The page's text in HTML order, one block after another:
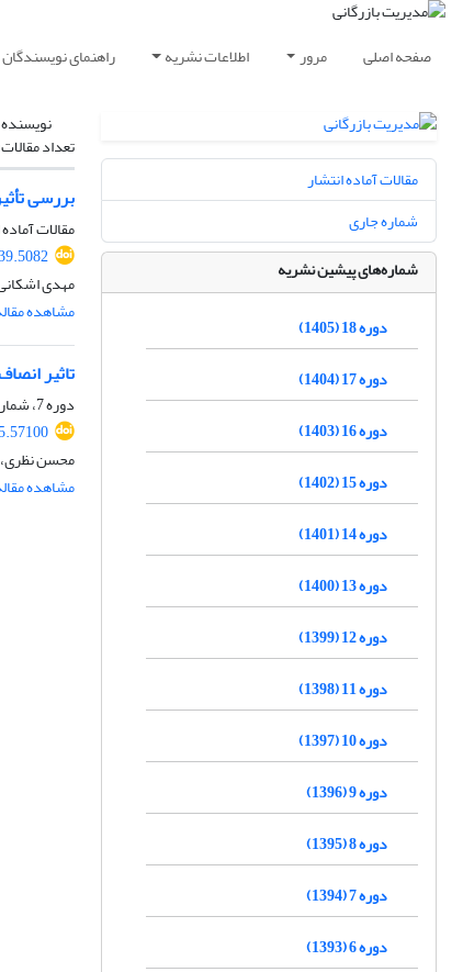
صفحه اصلی مرور اطلاعات نشریه راهنمای نویسندگان
تعداد
بررسی
مقالات
مهدی
مشاهده
تاثیر
دوره 7، شماره 4، 1394، صفحه
محسن
مشاهده
مقالات آماده انتشار
شماره جاری
شماره‌های پیشین نشریه
دوره 18 (1405)
دوره 17 (1404)
دوره 16 (1403)
دوره 15 (1402)
دوره 14 (1401)
دوره 13 (1400)
دوره 12 (1399)
دوره 11 (1398)
دوره 10 (1397)
دوره 9 (1396)
دوره 8 (1395)
دوره 7 (1394)
دوره 6 (1393)